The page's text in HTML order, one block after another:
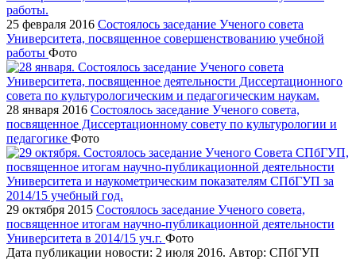
25 февраля 2016 Состоялось заседание Ученого совета
Университета, посвященное совершенствованию учебной
работы Фото
28 января 2016 Состоялось заседание Ученого совета,
посвященное Диссертационному совету по культурологии и
педагогике Фото
29 октября 2015 Состоялось заседание Ученого совета,
посвященное итогам научно-публикационной деятельности
Университета в 2014/15 уч.г. Фото
Дата публикации новости: 2 июля 2016. Автор: СПбГУП